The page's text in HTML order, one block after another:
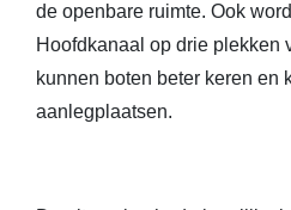
de openbare ruimte. Ook
Hoofdkanaal op drie plekken
kunnen boten beter keren en
aanlegplaatsen.